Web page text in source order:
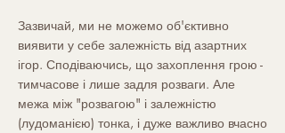
Зазвичай, ми не можемо об'єктивно
виявити у себе залежність від азартних
ігор. Сподіваючись, що захоплення грою -
тимчасове і лише задля розваги. Але
межа між "розвагою" і залежністю
(лудоманією) тонка, і дуже важливо вчасно